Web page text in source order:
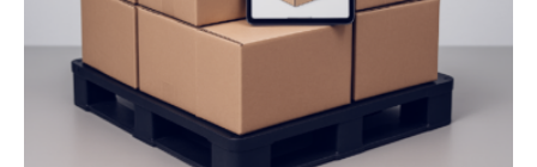
Exemplare pro Stunde. Je nach Maschinentyp und
Auftrag kann das Umrüsten…